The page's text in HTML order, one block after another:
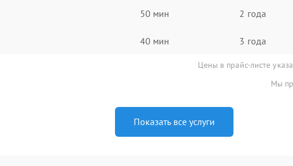
50 мин 2 года
40 мин 3 года
Цены в прайс-листе
Мы
Показать все услуги